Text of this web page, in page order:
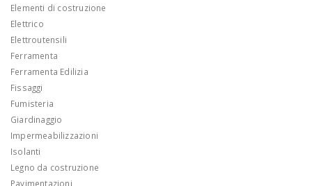
Elementi di costruzione
Elettrico
Elettroutensili
Ferramenta
Ferramenta Edilizia
Fissaggi
Fumisteria
Giardinaggio
Impermeabilizzazioni
Isolanti
Legno da costruzione
Pavimentazioni